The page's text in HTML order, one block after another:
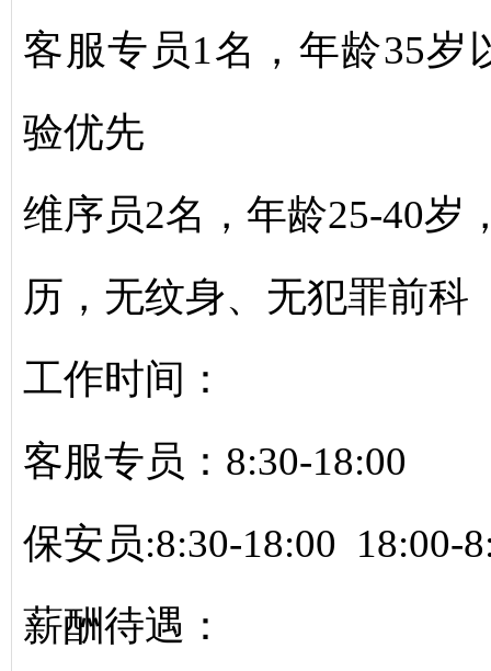
客服专员1名，年龄35岁
验优先
维序员2名，年龄25-40岁
历，无纹身、无犯罪前科
工作时间：
客服专员：8:30-18:00
保安员:8:30-18:00 18:00-
薪酬待遇：